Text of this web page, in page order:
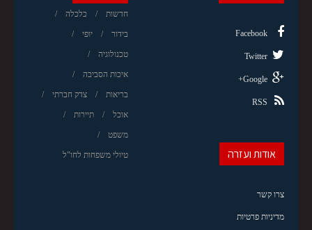
חדשות כלכלה
בידור יופי
טכנולוגיה
איכות הסביבה
בריאות צדק חברתי
אוכל תיירות
משפט
טיולי משפחות לחו"ל
Facebook
Twitter
Google+
RSS
אודות ועזרה
צרו קשר
מדיניות פרטיות